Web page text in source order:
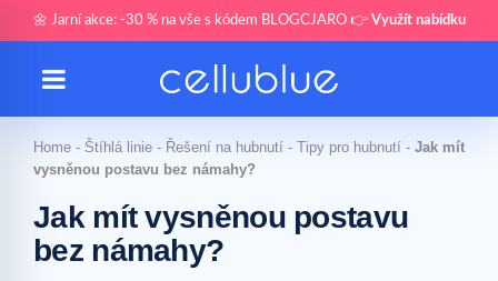
🌼 Jarní akce: -30 % na vše s kódem BLOGCJARO 👉 Využít nabídku
Home - Štíhlá linie - Řešení na hubnutí - Tipy pro hubnutí - Jak mít
vysněnou postavu bez námahy?
Jak mít vysněnou postavu
bez námahy?